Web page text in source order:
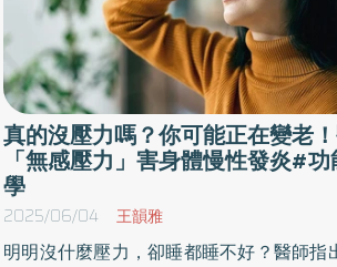
真的沒壓力嗎？你可能正在變老
「無感壓力」害身體慢性發炎#
學
2025/06/04 王韻雅
明明沒什麼壓力，卻睡都睡不好？醫師指